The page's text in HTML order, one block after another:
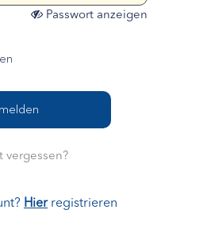
Passwort anzeigen
vergessen?
Hier registrieren